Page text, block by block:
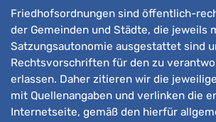
Friedhofsordnungen sind öffentlich-
der Gemeinden und Städte, die jeweils
Satzungsautonomie ausgestattet sind
Rechtsvorschriften für den zu
erlassen. Daher zitieren wir die
mit Quellenangaben und verlinken die
Internetseite, gemäß den hierfür